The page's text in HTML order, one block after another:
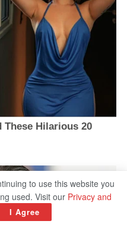
to use this website you
used. Visit our Privacy and
I Agree